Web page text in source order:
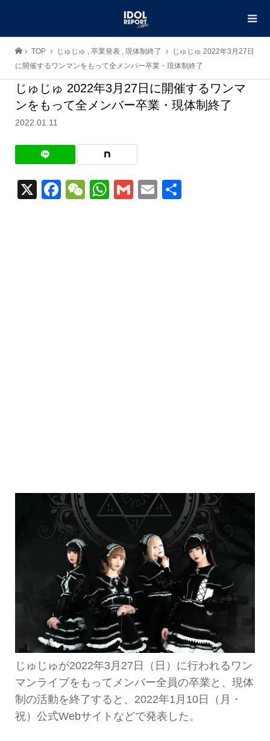
TOP じゅじゅ , 卒業発表 , 現体制終了
じゅじゅ 2022年3月27日
に開催するワンマンをもって全メンバー卒業・現体制終了
じゅじゅ 2022年3月27日に開催するワンマ
ンをもって全メンバー卒業・現体制終了
2022.01.11
X Facebook
WeChat
WhatsApp
GmailEmail
じゅじゅが2022年3月27日（日）に行われるワン
マンライブをもってメンバー全員の卒業と、現体
制の活動を終了すると、2022年1月10日（月・
祝）公式Webサイトなどで発表した。